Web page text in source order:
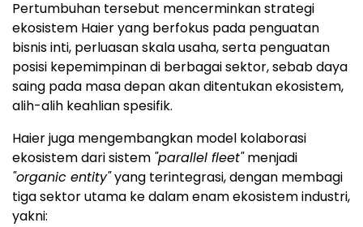
Pertumbuhan tersebut mencerminkan strategi
ekosistem Haier yang berfokus pada penguatan
bisnis inti, perluasan skala usaha, serta penguatan
posisi kepemimpinan di berbagai sektor, sebab daya
saing pada masa depan akan ditentukan ekosistem,
alih-alih keahlian spesifik.
Haier juga mengembangkan model kolaborasi
ekosistem dari sistem "parallel fleet"menjadi
"organic entity"yang terintegrasi, dengan membagi
tiga sektor utama ke dalam enam ekosistem industri,
yakni: